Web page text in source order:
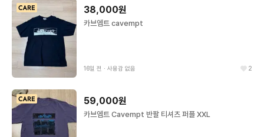
38,000원
카브엠트 cavempt
16일 전 ∙ 사용감 없음 2
59,000원
카브엠트 Cavempt 반팔 티셔츠 퍼플 XXL